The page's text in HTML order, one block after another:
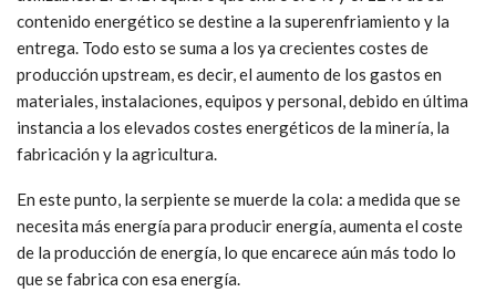
contenido energético se destine a la superenfriamiento y la
entrega. Todo esto se suma a los ya crecientes costes de
producción upstream, es decir, el aumento de los gastos en
materiales, instalaciones, equipos y personal, debido en última
instancia a los elevados costes energéticos de la minería, la
fabricación y la agricultura.
En este punto, la serpiente se muerde la cola: a medida que se
necesita más energía para producir energía, aumenta el coste
de la producción de energía, lo que encarece aún más todo lo
que se fabrica con esa energía.